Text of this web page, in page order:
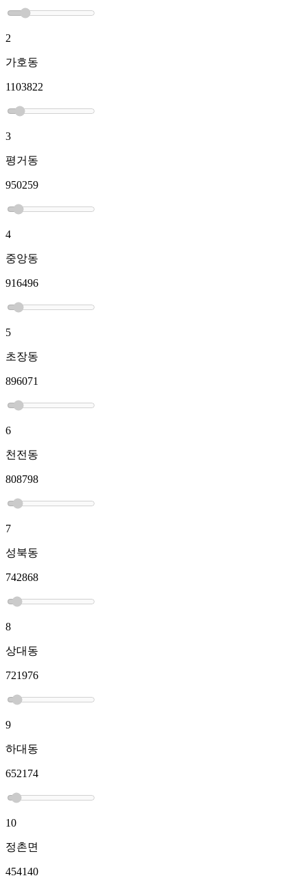
2
가호동
1103822
3
평거동
950259
4
중앙동
916496
5
초장동
896071
6
천전동
808798
7
성북동
742868
8
상대동
721976
9
하대동
652174
10
정촌면
454140